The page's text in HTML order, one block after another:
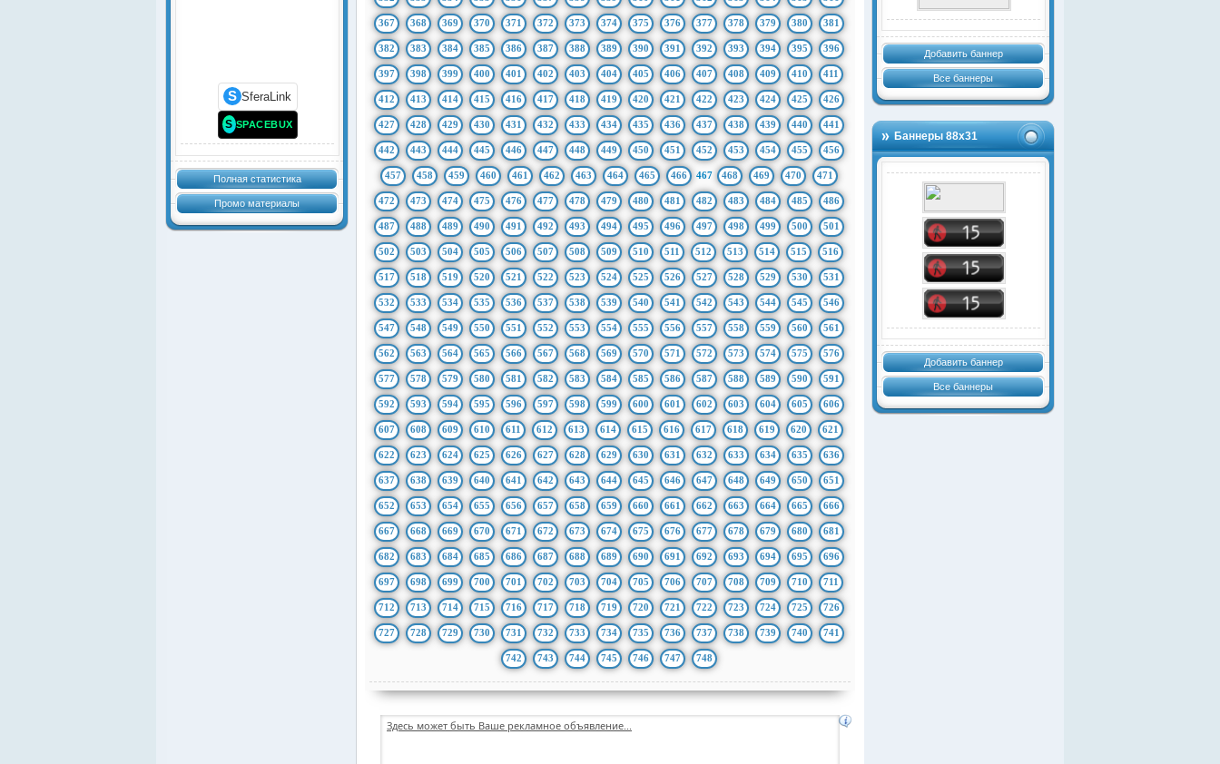
S SferaLink
S SPACEBUX
Полная статистика
Промо материалы
Добавить баннер
Все баннеры
Баннеры 88х31
Добавить баннер
Все баннеры
367 368 369 370 371 372 373 374 375 376 377 378 379 380 381
382 383 384 385 386 387 388 389 390 391 392 393 394 395 396
397 398 399 400 401 402 403 404 405 406 407 408 409 410 411
412 413 414 415 416 417 418 419 420 421 422 423 424 425 426
427 428 429 430 431 432 433 434 435 436 437 438 439 440 441
442 443 444 445 446 447 448 449 450 451 452 453 454 455 456
457 458 459 460 461 462 463 464 465 466 467 468 469 470 471
472 473 474 475 476 477 478 479 480 481 482 483 484 485 486
487 488 489 490 491 492 493 494 495 496 497 498 499 500 501
502 503 504 505 506 507 508 509 510 511 512 513 514 515 516
517 518 519 520 521 522 523 524 525 526 527 528 529 530 531
532 533 534 535 536 537 538 539 540 541 542 543 544 545 546
547 548 549 550 551 552 553 554 555 556 557 558 559 560 561
562 563 564 565 566 567 568 569 570 571 572 573 574 575 576
577 578 579 580 581 582 583 584 585 586 587 588 589 590 591
592 593 594 595 596 597 598 599 600 601 602 603 604 605 606
607 608 609 610 611 612 613 614 615 616 617 618 619 620 621
622 623 624 625 626 627 628 629 630 631 632 633 634 635 636
637 638 639 640 641 642 643 644 645 646 647 648 649 650 651
652 653 654 655 656 657 658 659 660 661 662 663 664 665 666
667 668 669 670 671 672 673 674 675 676 677 678 679 680 681
682 683 684 685 686 687 688 689 690 691 692 693 694 695 696
697 698 699 700 701 702 703 704 705 706 707 708 709 710 711
712 713 714 715 716 717 718 719 720 721 722 723 724 725 726
727 728 729 730 731 732 733 734 735 736 737 738 739 740 741
742 743 744 745 746 747 748
Здесь может быть Ваше рекламное объявление...